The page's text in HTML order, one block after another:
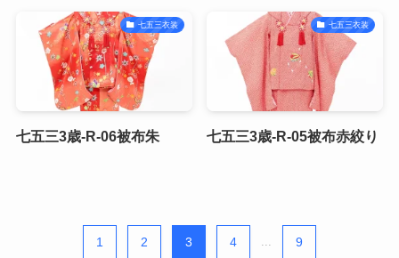
七五三衣装
七五三3歳-R-06被布朱
七五三衣装
七五三3歳-R-05被布赤絞り
1 2 3 4 9